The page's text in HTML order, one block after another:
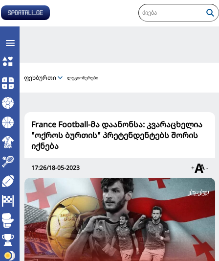
ფეხბურთი ლეგიონერები
France Football-მა დაანონსა: კვარაცხელია
"ოქროს ბურთის" პრეტენდენტებს შორის
იქნება
17:26/18-05-2023 + -